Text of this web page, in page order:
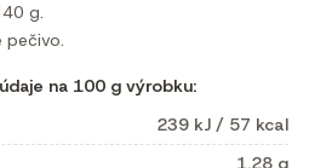
g.
pečivo.
na 100 g výrobku:
239 kJ / 57 kcal
1,28 g